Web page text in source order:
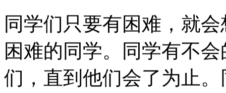
同学们只要有困难，就
困难的同学。同学有不
们，直到他们会了为止